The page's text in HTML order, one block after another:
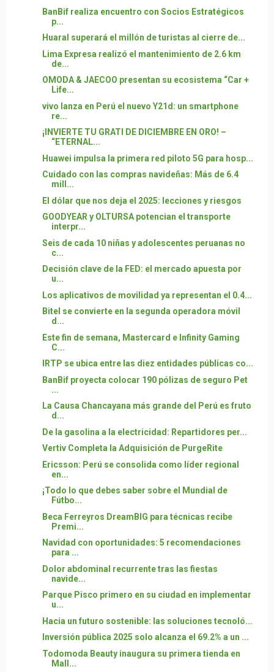
BanBif realiza encuentro con Socios Estratégicos
p...
Huaral superará el millón de turistas al cierre de...
Lima Expresa realizó el mantenimiento de 2.6 km
de...
OMODA & JAECOO presentan su ecosistema “Car +
Life...
vivo lanza en Perú el nuevo Y21d: un smartphone
re...
¡INVIERTE TU GRATI DE DICIEMBRE EN ORO! –
“ETERNAL...
Huawei impulsa la primera red piloto 5G para hosp...
Cuidado con las compras navideñas: Más de 6.4
mill...
El dólar que nos deja el 2025: lecciones y riesgos
GOODYEAR y OLTURSA potencian el transporte
interpr...
Seis de cada 10 niñas y adolescentes peruanas no
c...
Decisión clave de la FED: el mercado apuesta por
u...
Los aplicativos de movilidad ya representan el 0.4...
Bitel se convierte en la segunda operadora móvil
d...
Este fin de semana, Mastercard e Infinity Gaming
C...
IRTP se ubica entre las diez entidades públicas co...
BanBif proyecta colocar 190 pólizas de seguro Pet
...
La Causa Chancayana más grande del Perú es fruto
d...
De la gasolina a la electricidad: Repartidores per...
Vertiv Completa la Adquisición de PurgeRite
Ericsson: Perú se consolida como líder regional
en...
¡Todo lo que debes saber sobre el Mundial de
Fútbo...
Beca Ferreyros DreamBIG para técnicas recibe
Premi...
Navidad con oportunidades: 5 recomendaciones
para ...
Dolor abdominal recurrente tras las fiestas
navide...
Parque Pisco primero en su ciudad en implementar
u...
Hacia un futuro sostenible: las soluciones tecnoló...
Inversión pública 2025 solo alcanza el 69.2% a un ...
Todomoda Beauty inaugura su primera tienda en
Mall...